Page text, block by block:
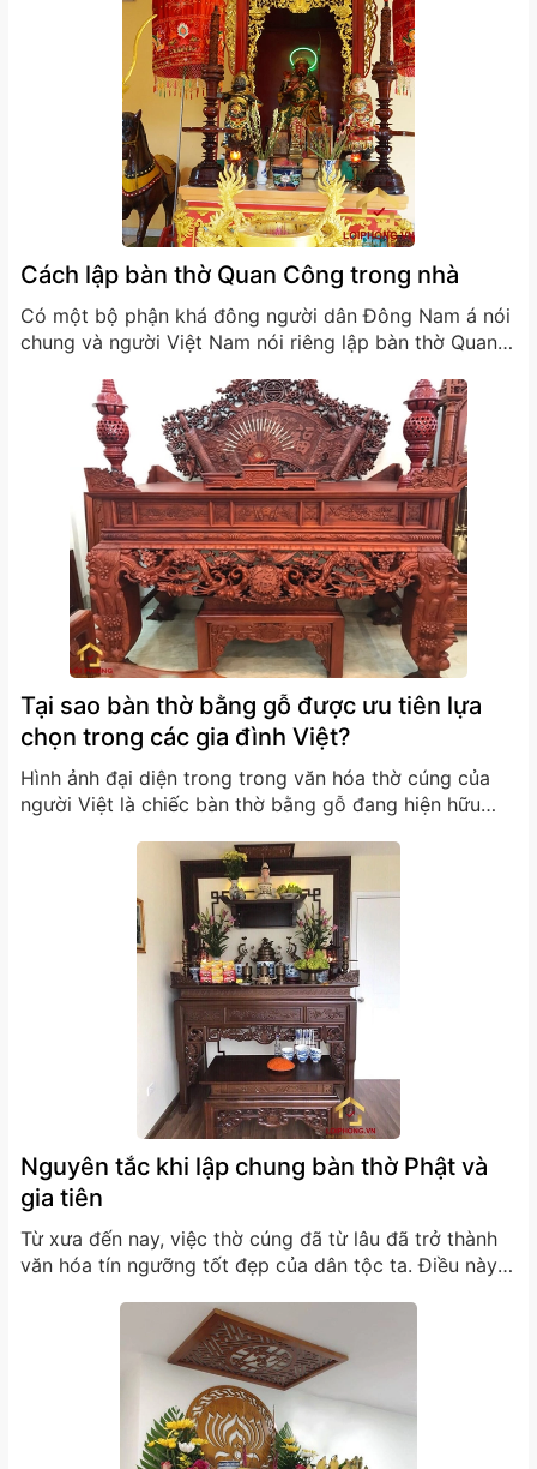
Cách lập bàn thờ Quan Công trong nhà
Có một bộ phận khá đông người dân Đông Nam á nói
chung và người Việt Nam nói riêng lập bàn thờ Quan
ai mà được nhiều người thờ cúng? Ý nghĩa của việc
thờ cúng này là gì?...
Tại sao bàn thờ bằng gỗ được ưu tiên lựa
chọn trong các gia đình Việt?
Hình ảnh đại diện trong trong văn hóa thờ cúng của
người Việt là chiếc bàn thờ bằng gỗ đang hiện hữu
chiếc bàn thờ đã trở thành một phần tất yếu trong đời
sống tâm linh của người Việt. Tuy...
Nguyên tắc khi lập chung bàn thờ Phật và
gia tiên
Từ xưa đến nay, việc thờ cúng đã từ lâu đã trở thành
văn hóa tín ngưỡng tốt đẹp của dân tộc ta. Điều này
ơn sinh thành của người thân đã mất hay sự che chở